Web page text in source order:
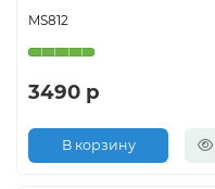
MS812
3490 р
В корзину